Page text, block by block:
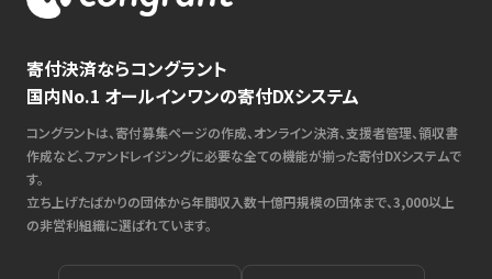
寄付決済ならコングラント
国内No.1 オールインワンの寄付DXシステム
コングラントは、寄付募集ページの作成、オンライン決済、支援者管理、領収書
作成など、ファンドレイジングに必要な全ての機能が揃った寄付DXシステムで
す。
立ち上げたばかりの団体から年間収入数十億円規模の団体まで、3,000以上
の非営利組織に選ばれています。